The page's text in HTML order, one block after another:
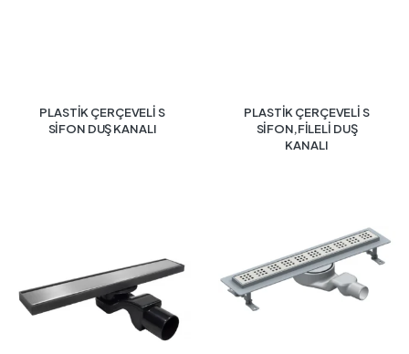
PLASTİK ÇERÇEVELİ S
SİFON DUŞ KANALI
PLASTİK ÇERÇEVELİ S
SİFON,FİLELİ DUŞ
KANALI